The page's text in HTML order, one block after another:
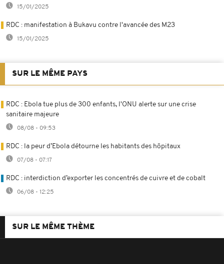
15/01/2025
RDC : manifestation à Bukavu contre l'avancée des M23
15/01/2025
SUR LE MÊME PAYS
RDC : Ebola tue plus de 300 enfants, l'ONU alerte sur une crise
sanitaire majeure
08/08 - 09:53
RDC : la peur d’Ebola détourne les habitants des hôpitaux
07/08 - 07:17
RDC : interdiction d’exporter les concentrés de cuivre et de cobalt
06/08 - 12:25
SUR LE MÊME THÈME